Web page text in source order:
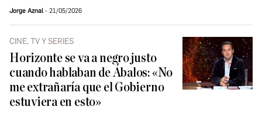
Jorge Aznal 21/05/2026
CINE, TV Y SERIES
Horizonte se va a negro justo
cuando hablaban de Ábalos: «No
me extrañaría que el Gobierno
estuviera en esto»